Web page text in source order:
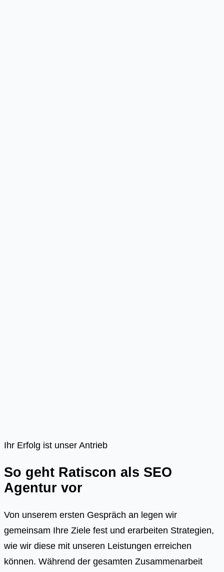
Ihr Erfolg ist unser Antrieb
So geht Ratiscon als SEO
Agentur vor
Von unserem ersten Gespräch an legen wir
gemeinsam Ihre Ziele fest und erarbeiten Strategien,
wie wir diese mit unseren Leistungen erreichen
können. Während der gesamten Zusammenarbeit